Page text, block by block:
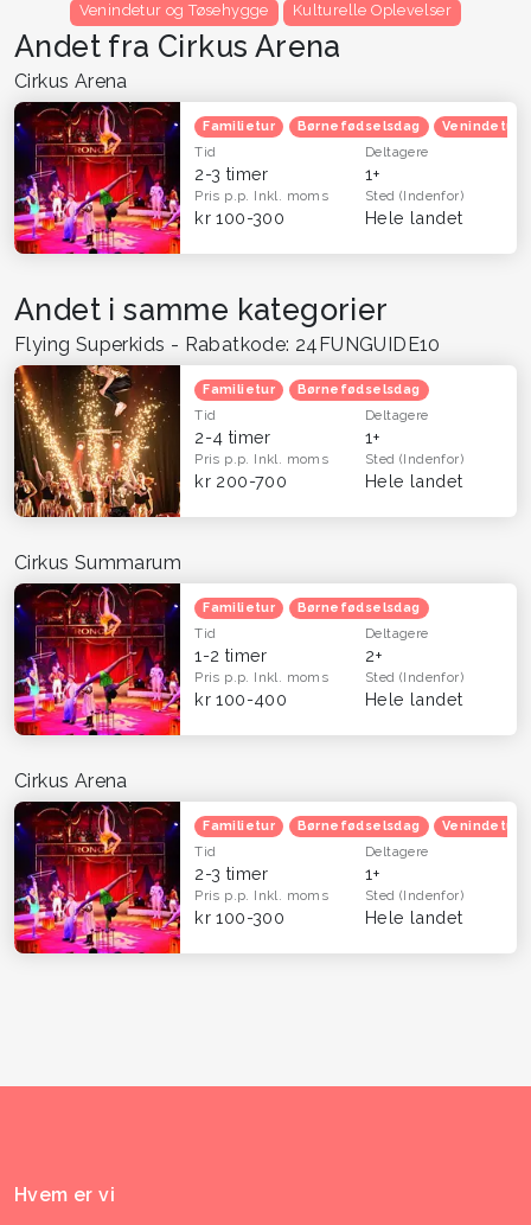
Venindetur og Tøsehygge
Kulturelle Oplevelser
Andet fra Cirkus Arena
Cirkus Arena
Familietur Børnefødselsdag Venindetur
Tid
2-3 timer
Deltagere
1+
Pris p.p. Inkl. moms
kr 100-300
Sted(Indenfor)
Hele landet
Andet i samme kategorier
Flying Superkids - Rabatkode: 24FUNGUIDE10
Familietur Børnefødselsdag
Tid
2-4 timer
Deltagere
1+
Pris p.p. Inkl. moms
kr 200-700
Sted(Indenfor)
Hele landet
Cirkus Summarum
Familietur Børnefødselsdag
Tid
1-2 timer
Deltagere
2+
Pris p.p. Inkl. moms
kr 100-400
Sted(Indenfor)
Hele landet
Cirkus Arena
Familietur Børnefødselsdag Venindetur
Tid
2-3 timer
Deltagere
1+
Pris p.p. Inkl. moms
kr 100-300
Sted(Indenfor)
Hele landet
Hvem er vi